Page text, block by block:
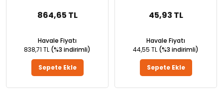
864,65 TL
Havale Fiyatı
838,71 TL (%3 indirimli)
Sepete Ekle
45,93 TL
Havale Fiyatı
44,55 TL (%3 indirimli)
Sepete Ekle